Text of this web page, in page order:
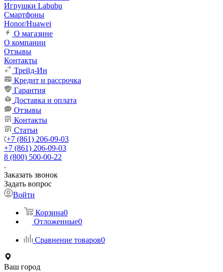
Игрушки Labubu
Смартфоны
Honor/Huawei
О магазине
О компании
Отзывы
Контакты
Трейд-Ин
Кредит и рассрочка
Гарантия
Доставка и оплата
Отзывы
Контакты
Статьи
+7 (861) 206-09-03
+7 (861) 206-09-03
8 (800) 500-00-22
Заказать звонок
Задать вопрос
Войти
Корзина0
Отложенные0
Сравнение товаров0
Ваш город